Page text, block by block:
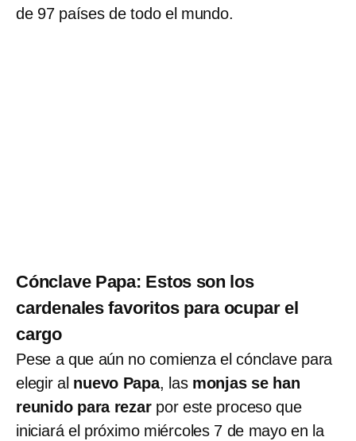
de 97 países de todo el mundo.
Cónclave Papa: Estos son los
cardenales favoritos para ocupar el
cargo
Pese a que aún no comienza el cónclave para
elegir al nuevo Papa, las monjas se han
reunido para rezar por este proceso que
iniciará el próximo miércoles 7 de mayo en la